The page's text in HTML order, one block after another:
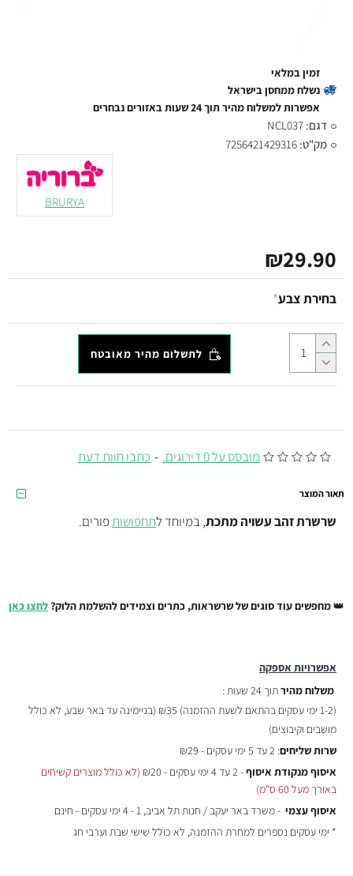
מובסס על 0 דירוגים. - כתבו חוות דעת
₪29.90
זמין במלאי
נשלח ממחסן בישראל
אפשרות למשלוח מהיר תוך 24 שעות באזורים נבחרים
דגם: NCL037
מק"ט: 7256421429316
BRURYA
בחירת צבע
לתשלום מהיר מאובטח
אפשרויות אספקה
משלוח מהירתוך 24 שעות :
(1-2 ימי עסקים בהתאם לשעת ההזמנה)
₪35 (בניימינה עד באר שבע, לא כולל
מושבים וקיבוצים)
שרות שליחים: 2 עד 5 ימי עסקים - ₪29
איסוף מנקודת איסוף- 2 עד 4 ימי עסקים - ₪20
(לא כולל מוצרים קשיחים
באורך מעל 60 ס"מ)
איסוף עצמי - משרד באר יעקב / חנות תל אביב, 1 - 4 ימי עסקים - חינם
* ימי עסקים נספרים למחרת ההזמנה, לא כולל שישי שבת וערבי חג
👑מחפשים עוד סוגים של שרשראות, כתרים וצמידים להשלמת הלוק?לחצו כאן
תאור המוצר
שרשרת זהב עשויה מתכת, במיוחד לתחפושותפורים.